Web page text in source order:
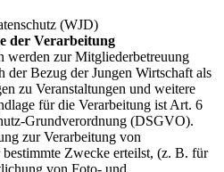
(WJD)
der Verarbeitung
werden zur Mitgliederbetreuung
der Bezug der Jungen Wirtschaft als
zu Veranstaltungen und weitere
für die Verarbeitung ist Art. 6
Grundverordnung (DSGVO).
zur Verarbeitung von
Zwecke erteilst, (z. B. für
von Foto- und